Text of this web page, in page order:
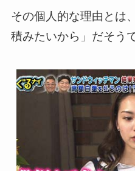
その個人的な理由とは
積みたいから」だそう